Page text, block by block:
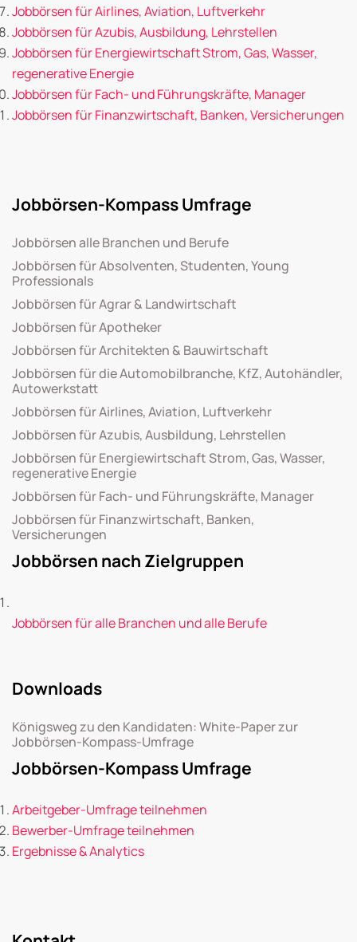
Jobbörsen für Airlines, Aviation, Luftverkehr
Jobbörsen für Azubis, Ausbildung, Lehrstellen
Jobbörsen für Energiewirtschaft Strom, Gas, Wasser,
regenerative Energie
Jobbörsen für Fach- und Führungskräfte, Manager
Jobbörsen für Finanzwirtschaft, Banken, Versicherungen
Jobbörsen-Kompass Umfrage
Jobbörsen alle Branchen und Berufe
Jobbörsen für Absolventen, Studenten, Young
Professionals
Jobbörsen für Agrar & Landwirtschaft
Jobbörsen für Apotheker
Jobbörsen für Architekten & Bauwirtschaft
Jobbörsen für die Automobilbranche, KfZ, Autohändler,
Autowerkstatt
Jobbörsen für Airlines, Aviation, Luftverkehr
Jobbörsen für Azubis, Ausbildung, Lehrstellen
Jobbörsen für Energiewirtschaft Strom, Gas, Wasser,
regenerative Energie
Jobbörsen für Fach- und Führungskräfte, Manager
Jobbörsen für Finanzwirtschaft, Banken,
Versicherungen
Jobbörsen nach Zielgruppen
Jobbörsen für alle Branchen und alle Berufe
Downloads
Königsweg zu den Kandidaten: White-Paper zur
Jobbörsen-Kompass-Umfrage
Jobbörsen-Kompass Umfrage
Arbeitgeber-Umfrage teilnehmen
Bewerber-Umfrage teilnehmen
Ergebnisse & Analytics